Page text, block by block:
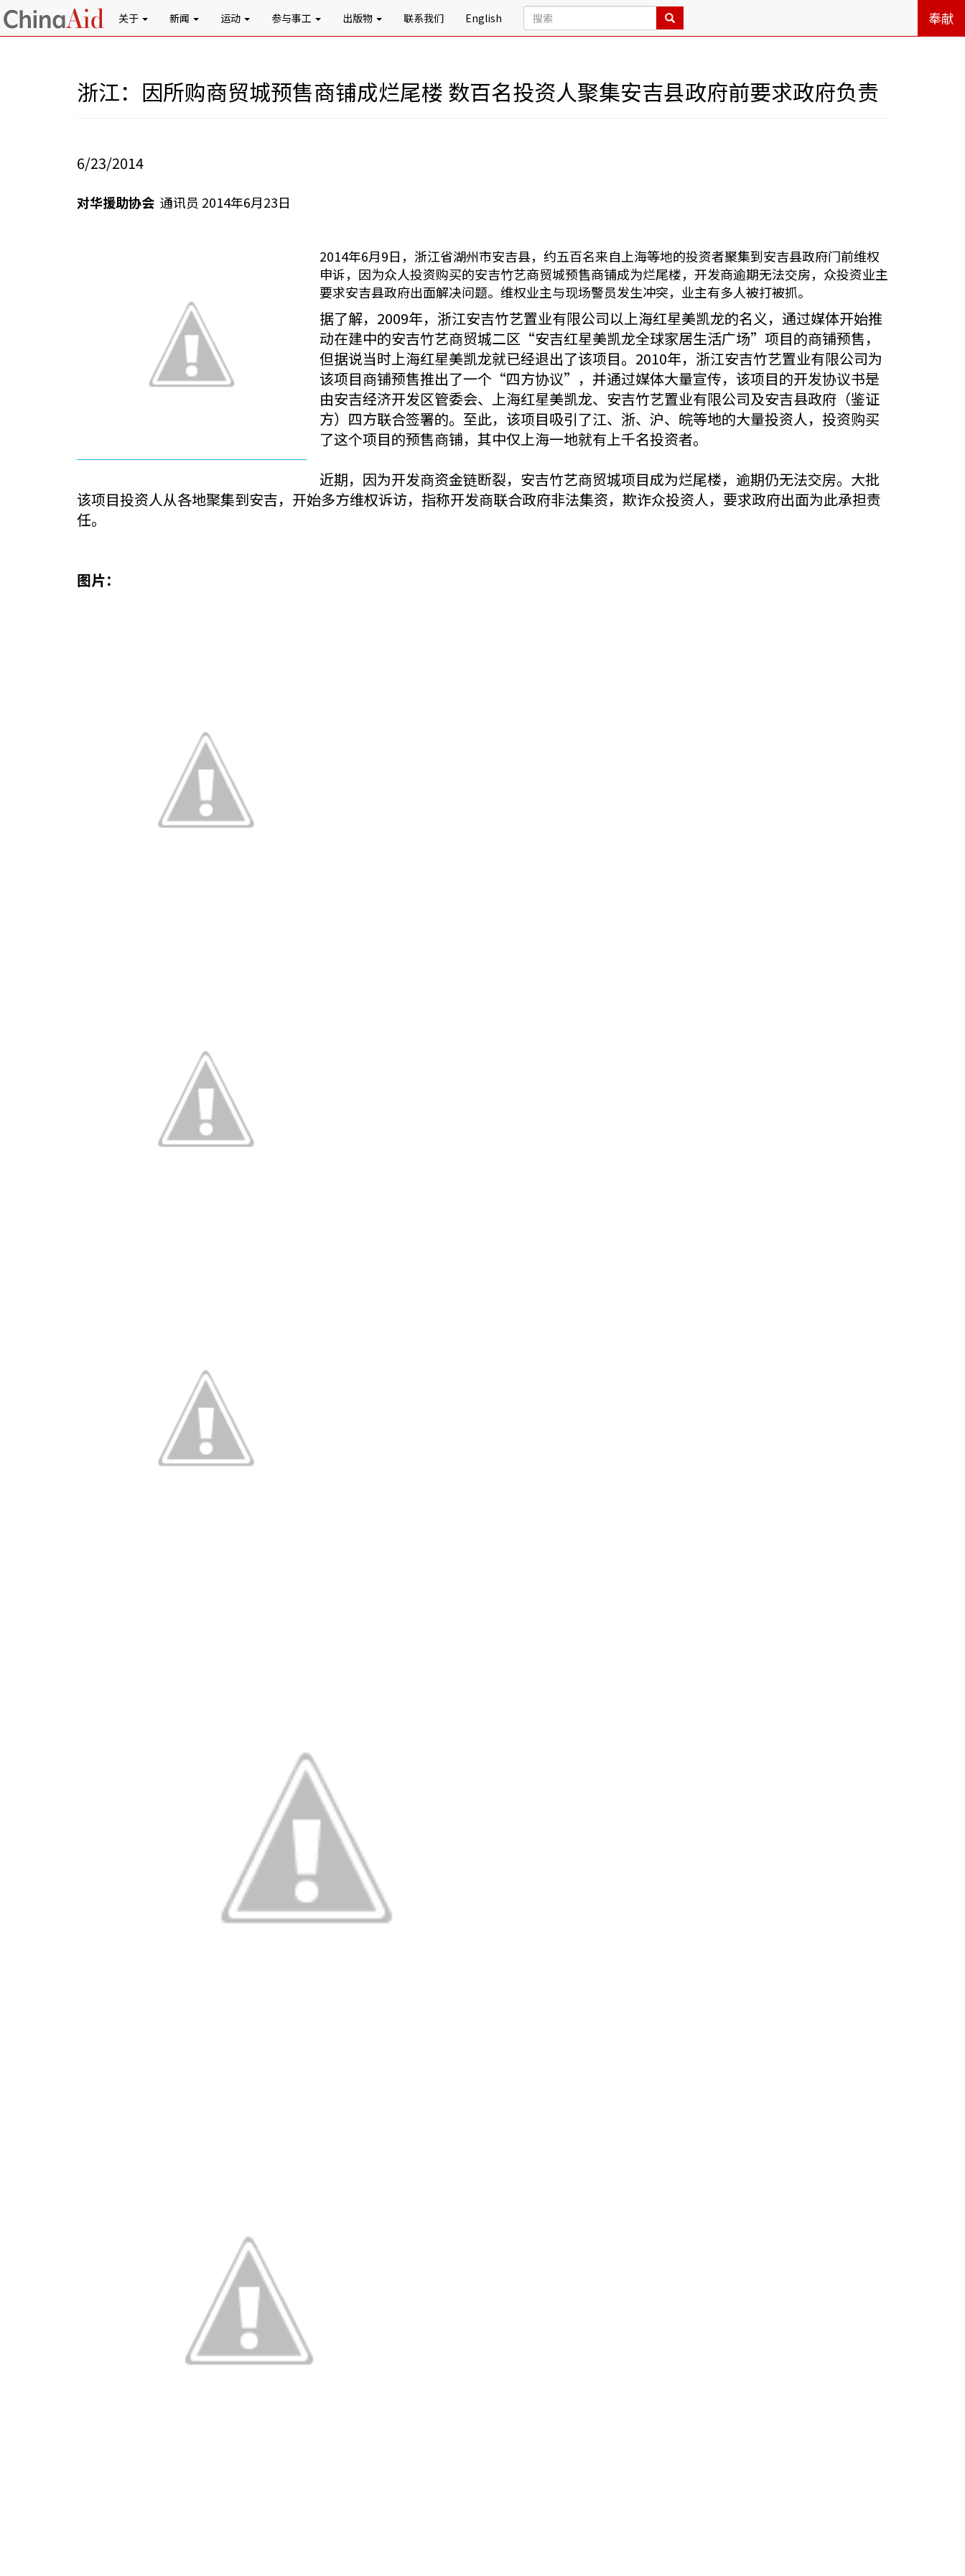
关于 新闻 运动 参与事工 出版物 联系我们 English 奉献
浙江：因所购商贸城预售商铺成烂尾楼 数百名投资人聚集安吉县政府前要求政府负责
6/23/2014
对华援助协会 通讯员 2014年6月23日
2014年6月9日，浙江省湖州市安吉县，约五百名来自上海等地的投资者聚集到安吉县政府门前维权
申诉，因为众人投资购买的安吉竹艺商贸城预售商铺成为烂尾楼，开发商逾期无法交房，众投资业主
要求安吉县政府出面解决问题。维权业主与现场警员发生冲突，业主有多人被打被抓。
据了解，2009年，浙江安吉竹艺置业有限公司以上海红星美凯龙的名义，通过媒体开始推
动在建中的安吉竹艺商贸城二区“安吉红星美凯龙全球家居生活广场”项目的商铺预售，
但据说当时上海红星美凯龙就已经退出了该项目。2010年，浙江安吉竹艺置业有限公司为
该项目商铺预售推出了一个“四方协议”，并通过媒体大量宣传，该项目的开发协议书是
由安吉经济开发区管委会、上海红星美凯龙、安吉竹艺置业有限公司及安吉县政府（鉴证
方）四方联合签署的。至此，该项目吸引了江、浙、沪、皖等地的大量投资人，投资购买
了这个项目的预售商铺，其中仅上海一地就有上千名投资者。
近期，因为开发商资金链断裂，安吉竹艺商贸城项目成为烂尾楼，逾期仍无法交房。大批
该项目投资人从各地聚集到安吉，开始多方维权诉访，指称开发商联合政府非法集资，欺诈众投资人，要求政府出面为此承担责
任。
图片：